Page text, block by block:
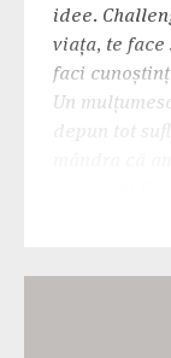
idee.
viața, te
faci
Un
depun tot
mândra că